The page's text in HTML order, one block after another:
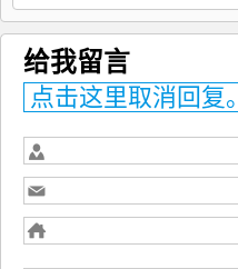
给我留言
点击这里取消回复。